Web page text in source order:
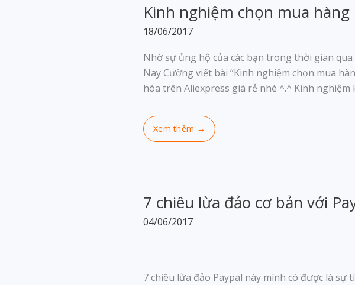
Kinh nghiệm chọn mua
18/06/2017
Nhờ sự ủng hộ của các bạn trong thời gian
Nay Cường viết bài “Kinh nghiệm chọn mua
hóa trên Aliexpress giá rẻ nhé ^.^ Kinh nghiệm
7 chiêu lừa đảo cơ bản với
04/06/2017
7 chiêu lừa đảo Paypal này mình có được là